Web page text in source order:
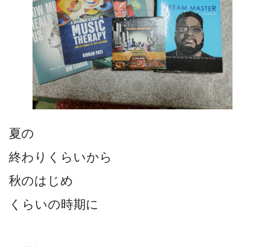
夏の
終わりくらいから
秋のはじめ
くらいの時期に